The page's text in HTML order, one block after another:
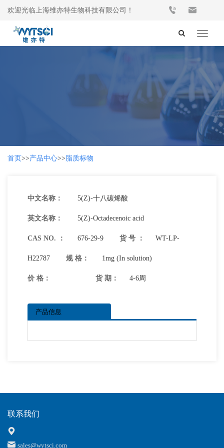
欢迎光临上海维亦特生物科技有限公司！
Toggle
首页>>产品中心>>脂质标物
中文名称： 5(Z)-十八碳烯酸
英文名称： 5(Z)-Octadecenoic acid
CAS NO. ： 676-29-9 货 号 ： WT-LP-
H22787 规 格： 1mg (In solution)
价 格： 货 期： 4-6周
产品信息
联系我们
sales@wytsci.com